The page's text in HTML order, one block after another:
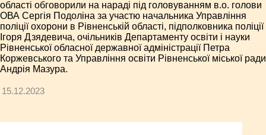
області обговорили на нараді під головуванням в.о. голови
ОВА Сергія Подоліна за участю начальника Управління
поліції охорони в Рівненській області, підполковника поліції
Ігоря Дзядевича, очільників Департаменту освіти і науки
Рівненської обласної державної адміністрації Петра
Коржевського та Управління освіти Рівненської міської ради
Андрія Мазура.
15.12.2023